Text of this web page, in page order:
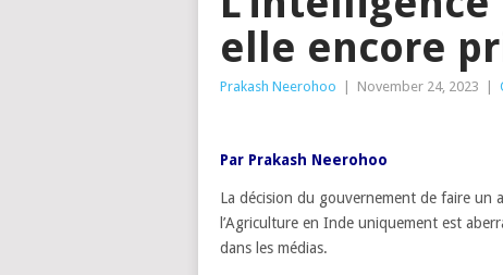
elle encore
Prakash Neerohoo | November 24, 2023 |
Par Prakash Neerohoo
La décision du gouvernement de faire un
l’Agriculture en Inde uniquement est
dans les médias.